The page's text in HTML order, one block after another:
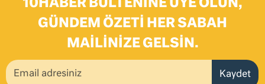
10HABER BÜLTENINE ÜYE OLUN,
GÜNDEM ÖZETI HER SABAH
MAILINIZE GELSIN.
Kaydet